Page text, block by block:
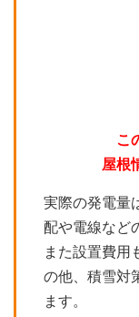
こ
屋根
実際の発電量
配や電線など
また設置費用
の他、積雪対
ます。